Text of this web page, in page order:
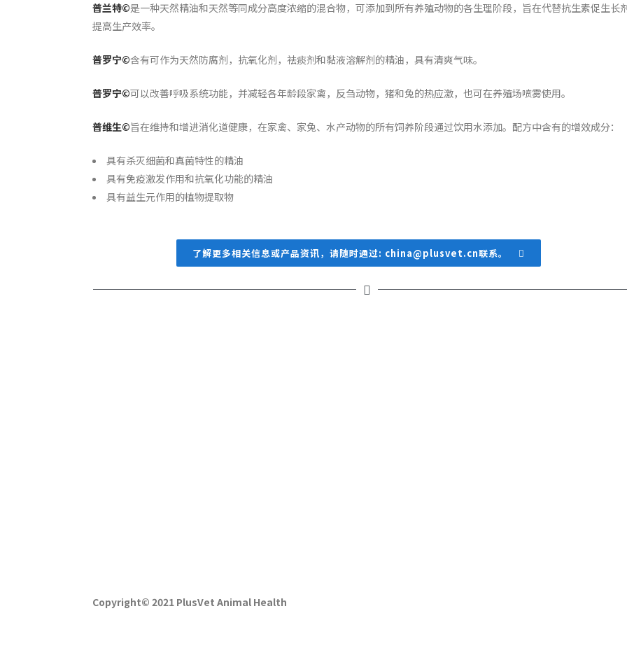
普兰特©是一种天然精油和天然等同成分高度浓缩的混合物，可添加到所有养殖动物的各生理阶段，旨在代替抗生素促生长
提高生产效率。
普罗宁©含有可作为天然防腐剂，抗氧化剂，祛痰剂和黏液溶解剂的精油，具有清爽气味。
普罗宁©可以改善呼吸系统功能，并减轻各年龄段家禽，反刍动物，猪和兔的热应激，也可在养殖场喷雾使用。
普维生©旨在维持和增进消化道健康，在家禽、家兔、水产动物的所有饲养阶段通过饮用水添加。配方中含有的增效成分：
具有杀灭细菌和真菌特性的精油
具有免疫激发作用和抗氧化功能的精油
具有益生元作用的植物提取物
了解更多相关信息或产品资讯，请随时通过: china@plusvet.cn联系。
Copyright© 2021 PlusVet Animal Health
邮编: 266201